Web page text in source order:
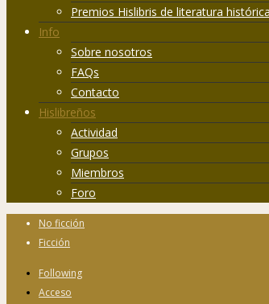
Premios Hislibris de literatura histórica
Info
Sobre nosotros
FAQs
Contacto
Hislibreños
Actividad
Grupos
Miembros
Foro
No ficción
Ficción
Following
Acceso